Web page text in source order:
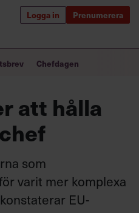
Logga in Prenumerera
världen
Chefdagen
att hålla
som
varit mer komplexa
EU-